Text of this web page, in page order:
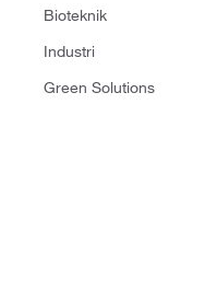
Bioteknik
Industri
Green Solutions